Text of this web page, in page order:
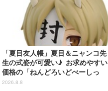
「夏目友人帳」夏目＆ニャンコ先
生の式姿が可愛い♪ お求めやすい
価格の「ねんどろいどべーしっ
く」から登場！ ちんまい二人が
2026.8.8